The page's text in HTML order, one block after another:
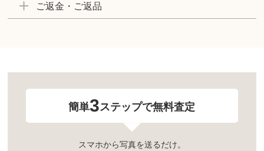
ご返金・ご返品
簡単3ステップで無料査定
スマホから写真を送るだけ。